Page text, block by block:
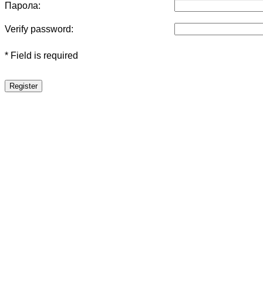
Парола:
Verify password:
* Field is required
Register